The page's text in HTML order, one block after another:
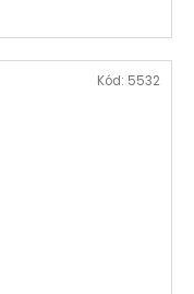
Kód: 5532